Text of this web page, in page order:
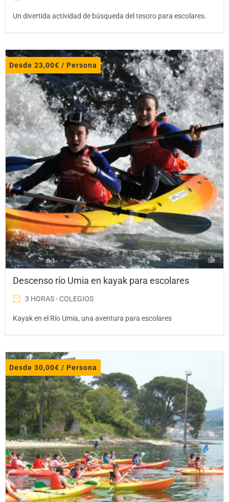
Un divertida actividad de búsqueda del tesoro para escolares.
Desde 23,00€ / Persona
Descenso río Umia en kayak para escolares
3 HORAS - COLEGIOS
Kayak en el Río Umia, una aventura para escolares
Desde 30,00€ / Persona